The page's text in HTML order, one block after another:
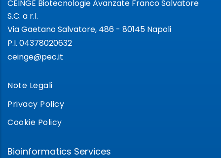
CEINGE Biotecnologie Avanzate Franco Salvatore
S.C. a r.l.
Via Gaetano Salvatore, 486 - 80145 Napoli
P.I. 04378020632
ceinge@pec.it
Note Legali
Privacy Policy
Cookie Policy
Bioinformatics Services